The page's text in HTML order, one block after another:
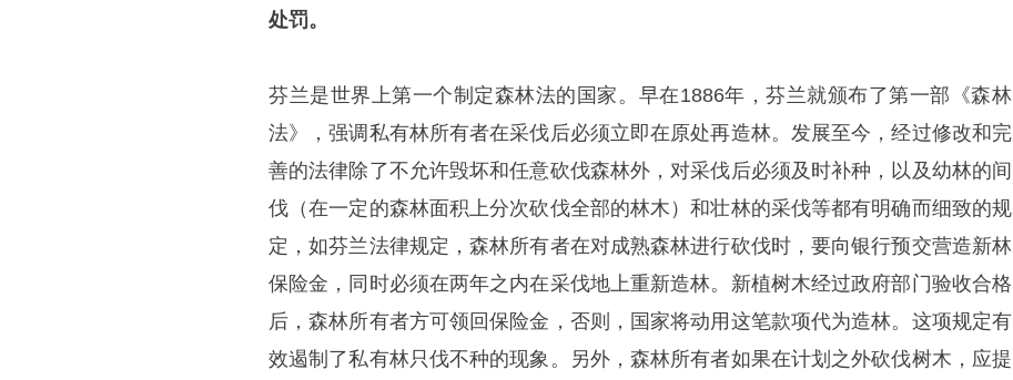
处罚。
芬兰是世界上第一个制定森林法的国家。早在1886年，芬兰就颁布了第一部《森林
法》，强调私有林所有者在采伐后必须立即在原处再造林。发展至今，经过修改和完
善的法律除了不允许毁坏和任意砍伐森林外，对采伐后必须及时补种，以及幼林的间
伐（在一定的森林面积上分次砍伐全部的林木）和壮林的采伐等都有明确而细致的规
定，如芬兰法律规定，森林所有者在对成熟森林进行砍伐时，要向银行预交营造新林
保险金，同时必须在两年之内在采伐地上重新造林。新植树木经过政府部门验收合格
后，森林所有者方可领回保险金，否则，国家将动用这笔款项代为造林。这项规定有
效遏制了私有林只伐不种的现象。另外，森林所有者如果在计划之外砍伐树木，应提